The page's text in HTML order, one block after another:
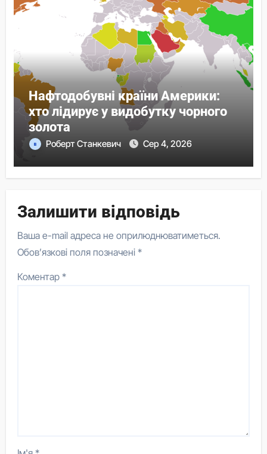
Нафтодобувні країни Америки:
хто лідирує у видобутку чорного
золота
Роберт Станкевич Сер 4, 2026
Залишити відповідь
Ваша e-mail адреса не оприлюднюватиметься.
Обов’язкові поля позначені*
Коментар*